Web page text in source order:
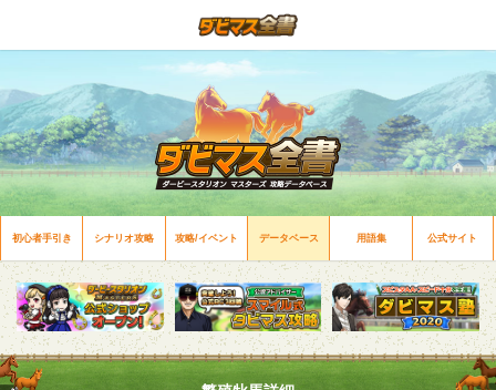
初心者手引き シナリオ攻略 攻略/イベント データベース 用語集 公式サイト